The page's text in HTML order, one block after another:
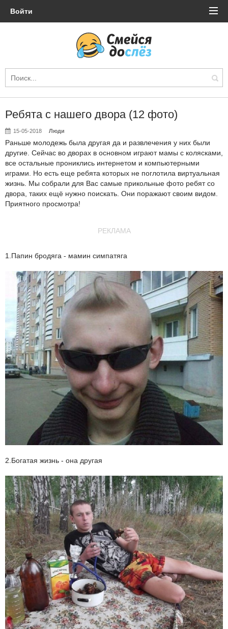
Войти
Ребята с нашего двора (12 фото)
15-05-2018 Люди
Раньше молодежь была другая да и развлечения у них были
другие. Сейчас во дворах в основном играют мамы с колясками,
все остальные прониклись интернетом и компьютерными
играми. Но есть еще ребята которых не поглотила виртуальная
жизнь. Мы собрали для Вас самые прикольные фото ребят со
двора, таких ещё нужно поискать. Они поражают своим видом.
Приятного просмотра!
РЕКЛАМА
1.Папин бродяга - мамин симпатяга
2.Богатая жизнь - она другая